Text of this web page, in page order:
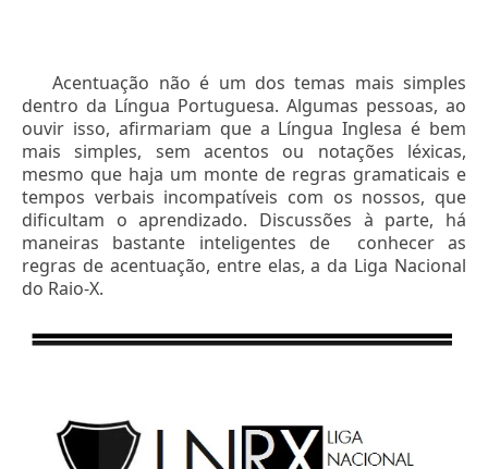
Acentuação não é um dos temas mais simples
dentro da Língua Portuguesa. Algumas pessoas, ao
ouvir isso, afirmariam que a Língua Inglesa é bem
mais simples, sem acentos ou notações léxicas,
mesmo que haja um monte de regras gramaticais e
tempos verbais incompatíveis com os nossos, que
dificultam o aprendizado. Discussões à parte, há
maneiras bastante inteligentes de conhecer as
regras de acentuação, entre elas, a da Liga Nacional
do Raio-X.